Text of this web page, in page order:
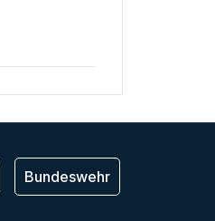
Bundeswehr